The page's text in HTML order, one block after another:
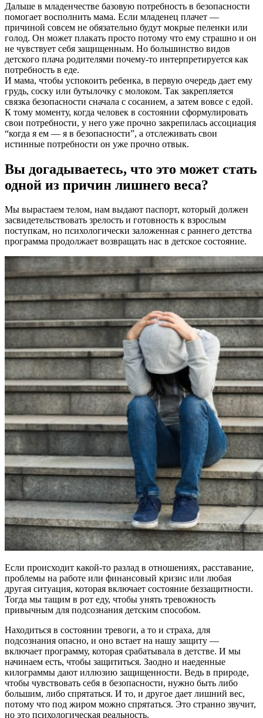
Дальше в младенчестве базовую потребность в безопасности
помогает восполнить мама. Если младенец плачет —
причиной совсем не обязательно будут мокрые пеленки или
голод. Он может плакать просто потому что ему страшно и он
не чувствует себя защищенным. Но большинство видов
детского плача родителями почему-то интерпретируется как
потребность в еде.
И мама, чтобы успокоить ребенка, в первую очередь дает ему
грудь, соску или бутылочку с молоком. Так закрепляется
связка безопасности сначала с сосанием, а затем вовсе с едой.
К тому моменту, когда человек в состоянии сформулировать
свои потребности, у него уже прочно закрепилась ассоциация
“когда я ем — я в безопасности”, а отслеживать свои
истинные потребности он уже прочно отвык.
Вы догадываетесь, что это может стать
одной из причин лишнего веса?
Мы вырастаем телом, нам выдают паспорт, который должен
засвидетельствовать зрелость и готовность к взрослым
поступкам, но психологически заложенная с раннего детства
программа продолжает возвращать нас в детское состояние.
Если происходит какой-то разлад в отношениях, расставание,
проблемы на работе или финансовый кризис или любая
другая ситуация, которая включает состояние беззащитности.
Тогда мы тащим в рот еду, чтобы унять тревожность
привычным для подсознания детским способом.
Находиться в состоянии тревоги, а то и страха, для
подсознания опасно, и оно встает на нашу защиту —
включает программу, которая срабатывала в детстве. И мы
начинаем есть, чтобы защититься. Заодно и наеденные
килограммы дают иллюзию защищенности. Ведь в природе,
чтобы чувствовать себя в безопасности, нужно быть либо
большим, либо спрятаться. И то, и другое дает лишний вес,
потому что под жиром можно спрятаться. Это странно звучит,
но это психологическая реальность.